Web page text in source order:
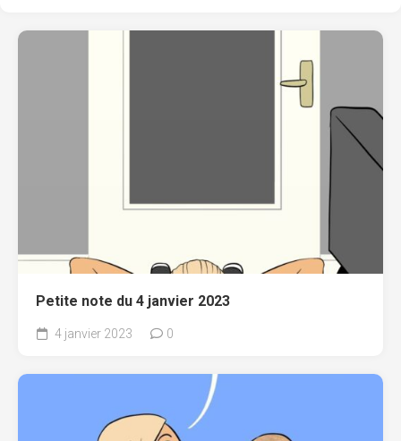
Petite note du 4 janvier 2023
4 janvier 2023 0